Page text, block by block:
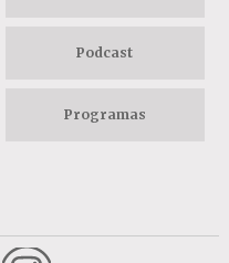
Podcast
Programas